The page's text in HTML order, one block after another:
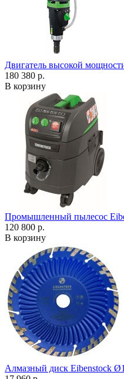
Двигатель высокой
180 380 р.
В корзину
Промышленный пылесос
120 800 р.
В корзину
Алмазный диск Eibenstock